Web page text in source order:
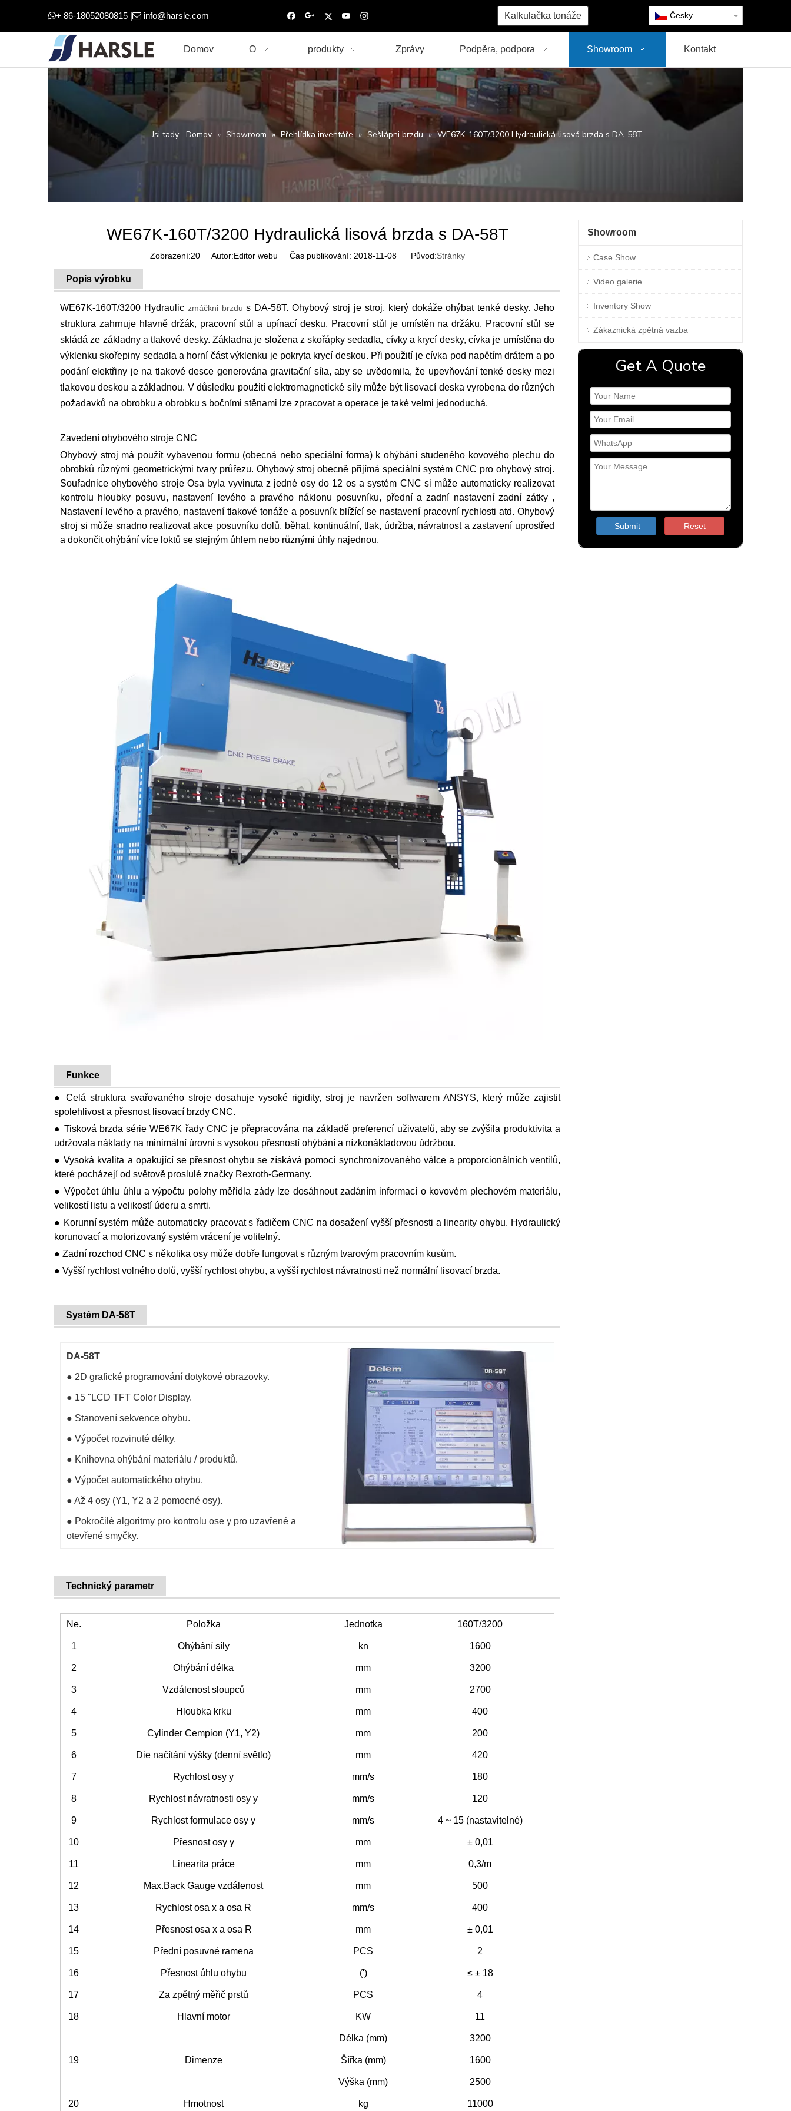
+ 86-18052080815 | info@harsle.com Kalkulačka tonáže Česky
Domov O produkty Zprávy Podpěra, podpora Showroom Kontakt
Jsi tady: Domov » Showroom » Přehlídka inventáře » Sešlápni brzdu » WE67K-160T/3200 Hydraulická lisová brzda s DA-58T
WE67K-160T/3200 Hydraulická lisová brzda s DA-58T
Zobrazení:20Autor:Editor webu Čas publikování: 2018-11-08 Původ:Stránky
Popis výrobku
WE67K-160T/3200 Hydraulic zmáčkni brzdu s DA-58T. Ohybový stroj je stroj, který dokáže ohýbat tenké desky. Jeho
struktura zahrnuje hlavně držák, pracovní stůl a upínací desku. Pracovní stůl je umístěn na držáku. Pracovní stůl se
skládá ze základny a tlakové desky. Základna je složena z skořápky sedadla, cívky a krycí desky, cívka je umístěna do
výklenku skořepiny sedadla a horní část výklenku je pokryta krycí deskou. Při použití je cívka pod napětím drátem a po
podání elektřiny je na tlakové desce generována gravitační síla, aby se uvědomila, že upevňování tenké desky mezi
tlakovou deskou a základnou. V důsledku použití elektromagnetické síly může být lisovací deska vyrobena do různých
požadavků na obrobku a obrobku s bočními stěnami lze zpracovat a operace je také velmi jednoduchá.
Zavedení ohybového stroje CNC
Ohybový stroj má použít vybavenou formu (obecná nebo speciální forma) k ohýbání studeného kovového plechu do
obrobků různými geometrickými tvary průřezu. Ohybový stroj obecně přijímá speciální systém CNC pro ohybový stroj.
Souřadnice ohybového stroje Osa byla vyvinuta z jedné osy do 12 os a systém CNC si může automaticky realizovat
kontrolu hloubky posuvu, nastavení levého a pravého náklonu posuvníku, přední a zadní nastavení zadní zátky ,
Nastavení levého a pravého, nastavení tlakové tonáže a posuvník blížící se nastavení pracovní rychlosti atd. Ohybový
stroj si může snadno realizovat akce posuvníku dolů, běhat, kontinuální, tlak, údržba, návratnost a zastavení uprostřed
a dokončit ohýbání více loktů se stejným úhlem nebo různými úhly najednou.
Funkce
● Celá struktura svařovaného stroje dosahuje vysoké rigidity, stroj je navržen softwarem ANSYS, který může zajistit
spolehlivost a přesnost lisovací brzdy CNC.
● Tisková brzda série WE67K řady CNC je přepracována na základě preferencí uživatelů, aby se zvýšila produktivita a
udržovala náklady na minimální úrovni s vysokou přesností ohýbání a nízkonákladovou údržbou.
● Vysoká kvalita a opakující se přesnost ohybu se získává pomocí synchronizovaného válce a proporcionálních ventilů,
které pocházejí od světově proslulé značky Rexroth-Germany.
● Výpočet úhlu úhlu a výpočtu polohy měřidla zády lze dosáhnout zadáním informací o kovovém plechovém materiálu,
velikostí listu a velikostí úderu a smrti.
● Korunní systém může automaticky pracovat s řadičem CNC na dosažení vyšší přesnosti a linearity ohybu. Hydraulický
korunovací a motorizovaný systém vrácení je volitelný.
● Zadní rozchod CNC s několika osy může dobře fungovat s různým tvarovým pracovním kusům.
● Vyšší rychlost volného dolů, vyšší rychlost ohybu, a vyšší rychlost návratnosti než normální lisovací brzda.
Systém DA-58T
DA-58T
● 2D grafické programování dotykové obrazovky.
● 15 "LCD TFT Color Display.
● Stanovení sekvence ohybu.
● Výpočet rozvinuté délky.
● Knihovna ohýbání materiálu / produktů.
● Výpočet automatického ohybu.
● Až 4 osy (Y1, Y2 a 2 pomocné osy).
● Pokročilé algoritmy pro kontrolu ose y pro uzavřené a
otevřené smyčky.
Technický parametr
Ne. Položka Jednotka 160T/3200
1 Ohýbání síly kn 1600
2 Ohýbání délka mm 3200
3 Vzdálenost sloupců mm 2700
4 Hloubka krku mm 400
5 Cylinder Cempion (Y1, Y2) mm 200
6 Die načítání výšky (denní světlo) mm 420
7 Rychlost osy y mm/s 180
8 Rychlost návratnosti osy y mm/s 120
9 Rychlost formulace osy y mm/s 4 ~ 15 (nastavitelné)
10 Přesnost osy y mm ± 0,01
11 Linearita práce mm 0,3/m
12 Max.Back Gauge vzdálenost mm 500
13 Rychlost osa x a osa R mm/s 400
14 Přesnost osa x a osa R mm ± 0,01
15 Přední posuvné ramena PCS 2
16 Přesnost úhlu ohybu (') ≤ ± 18
17 Za zpětný měřič prstů PCS 4
18 Hlavní motor KW 11
19 Dimenze
Délka (mm) 3200
Šířka (mm) 1600
Výška (mm) 2500
20 Hmotnost kg 11000
Showroom
Case Show
Video galerie
Inventory Show
Zákaznická zpětná vazba
Get A Quote
Submit Reset